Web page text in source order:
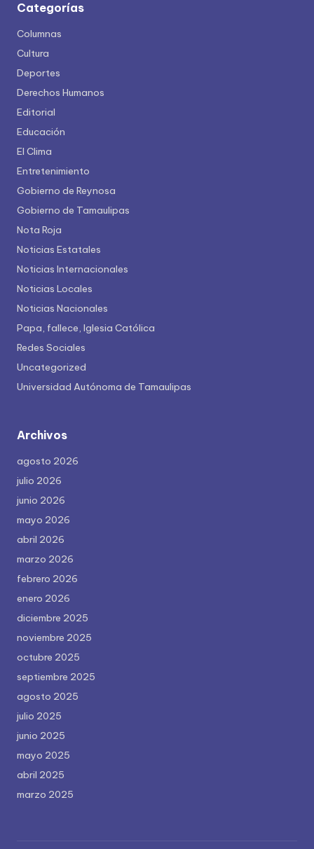
Categorías
Columnas
Cultura
Deportes
Derechos Humanos
Editorial
Educación
El Clima
Entretenimiento
Gobierno de Reynosa
Gobierno de Tamaulipas
Nota Roja
Noticias Estatales
Noticias Internacionales
Noticias Locales
Noticias Nacionales
Papa, fallece, Iglesia Católica
Redes Sociales
Uncategorized
Universidad Autónoma de Tamaulipas
Archivos
agosto 2026
julio 2026
junio 2026
mayo 2026
abril 2026
marzo 2026
febrero 2026
enero 2026
diciembre 2025
noviembre 2025
octubre 2025
septiembre 2025
agosto 2025
julio 2025
junio 2025
mayo 2025
abril 2025
marzo 2025